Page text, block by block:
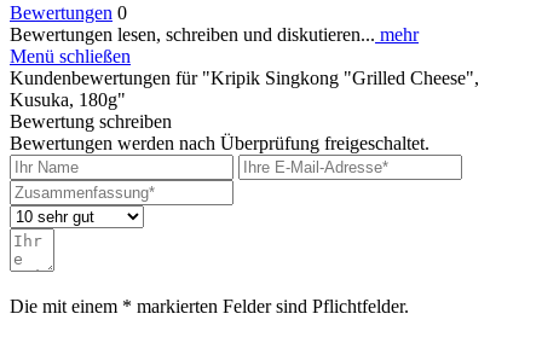
Bewertungen 0
Bewertungen lesen, schreiben und diskutieren... mehr
Menü schließen
Kundenbewertungen für "Kripik Singkong "Grilled Cheese",
Kusuka, 180g"
Bewertung schreiben
Bewertungen werden nach Überprüfung freigeschaltet.
Die mit einem * markierten Felder sind Pflichtfelder.